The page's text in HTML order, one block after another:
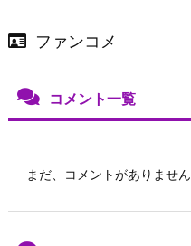
ファンコメ
コメント一覧
まだ、コメントがありません